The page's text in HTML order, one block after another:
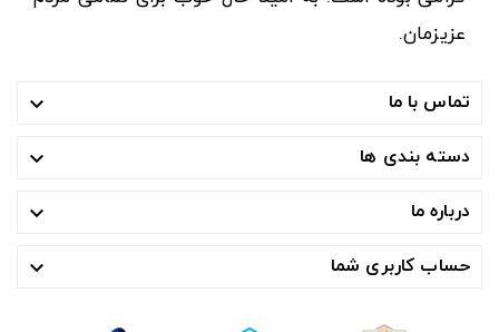
عزیزمان.
تماس با ما 
دسته بندی ها 
درباره ما 
حساب کاربری شما 